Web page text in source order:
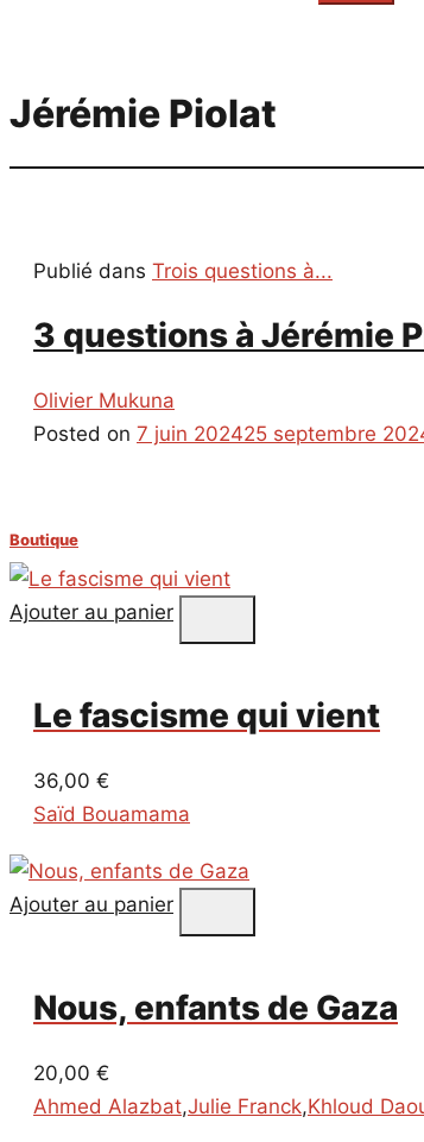
Jérémie Piolat
Publié dans Trois questions à...
3 questions à Jérémie
Olivier Mukuna
Posted on 7 juin 202425 septembre
Boutique
Ajouter au panier
Le fascisme qui vient
36,00 €
Saïd Bouamama
Ajouter au panier
Nous, enfants de Gaza
20,00 €
Ahmed Alazbat,Julie Franck,Khloud